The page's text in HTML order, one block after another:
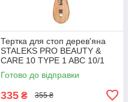
Тертка для стоп дерев'яна
STALEKS PRO BEAUTY &
CARE 10 TYPE 1 ABC 10/1
терка для педикюру для п'ят
Сталекс
Готово до відправки
335 ₴ 355 ₴